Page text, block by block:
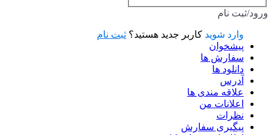
ورود/ثبت نام
وارد شوید کاربر جدید هستید؟ ثبت نام
پیشخوان
سفارش ها
دانلود ها
آدرس
علاقه مندی ها
اعلانات من
نظرات
پیگیری سفارش